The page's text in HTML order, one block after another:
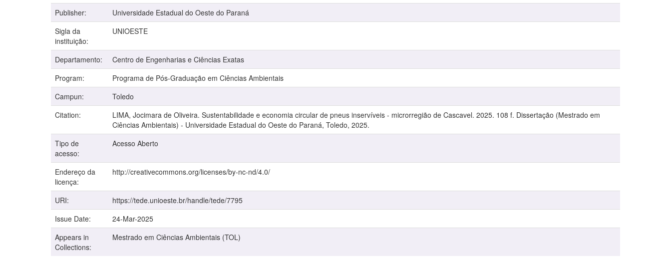
Publisher:
Universidade Estadual do Oeste do Paraná
Sigla da
instituição:
UNIOESTE
Departamento:
Centro de Engenharias e Ciências Exatas
Program:
Programa de Pós-Graduação em Ciências Ambientais
Campun:
Toledo
Citation:
LIMA, Jocimara de Oliveira. Sustentabilidade e economia circular de pneus inservíveis - microrregião de Cascavel. 2025. 108 f. Dissertação (Mestrado em
Ciências Ambientais) - Universidade Estadual do Oeste do Paraná, Toledo, 2025.
Tipo de
acesso:
Acesso Aberto
Endereço da
licença:
http://creativecommons.org/licenses/by-nc-nd/4.0/
URI:
https://tede.unioeste.br/handle/tede/7795
Issue Date:
24-Mar-2025
Appears in
Collections:
Mestrado em Ciências Ambientais (TOL)